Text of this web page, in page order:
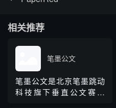
相关推荐
笔墨公文
笔墨公文是北京笔墨跳动
科技旗下垂直公文赛道